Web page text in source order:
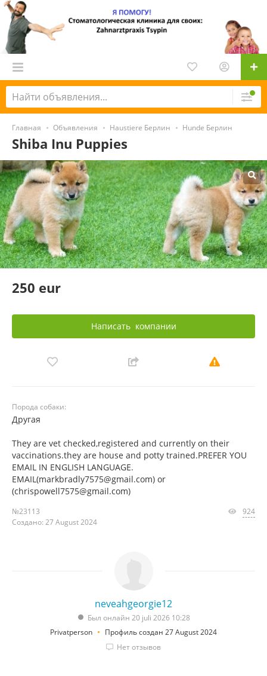
Главная Объявления Haustiere Берлин Hunde Берлин
Shiba Inu Puppies
250 eur
Написать компании
Порода собаки:
Другая
They are vet checked,registered and currently on their
vaccinations.they are house and potty trained.PREFER YOU
EMAIL IN ENGLISH LANGUAGE.
EMAIL(markbradly7575@gmail.com) or
(chrispowell7575@gmail.com)
№23113
Создано: 27 August 2024
924
neveahgeorgie12
Был онлайн 20 juli 2026 10:28
Privatperson
Профиль создан 27 August 2024
Нет отзывов